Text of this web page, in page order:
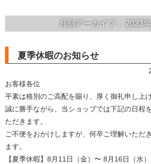
月別アーカイブ： 2023年
夏季休暇のお知らせ
お客様各位
平素は格別のご高配を賜り、厚く御礼申し上げ
誠に勝手ながら、当ショップでは下記の日程
ただきます。
ご不便をおかけしますが、何卒ご理解いただ
ます。
【夏季休暇】8月11日（金）〜 8月16日（水）